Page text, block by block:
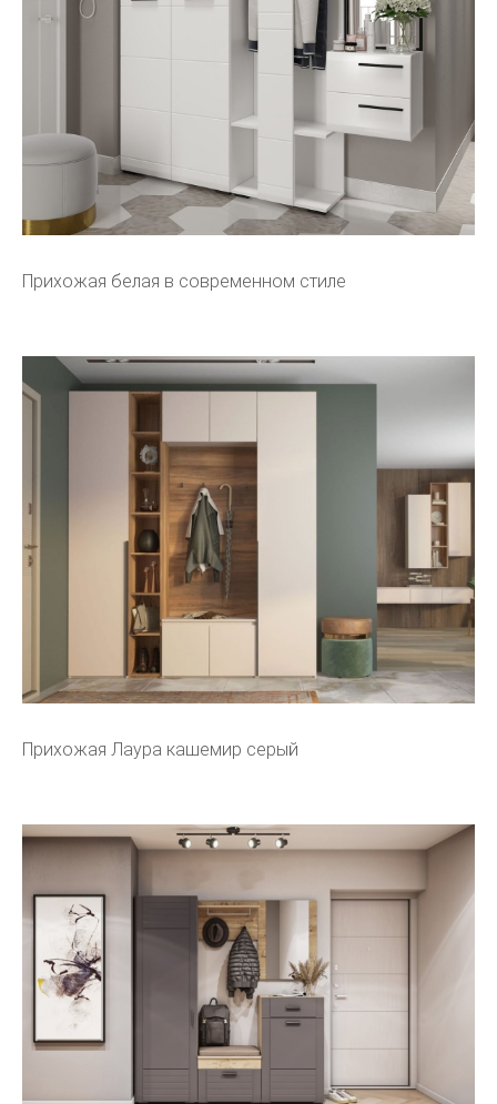
Прихожая белая в современном стиле
Прихожая Лаура кашемир серый